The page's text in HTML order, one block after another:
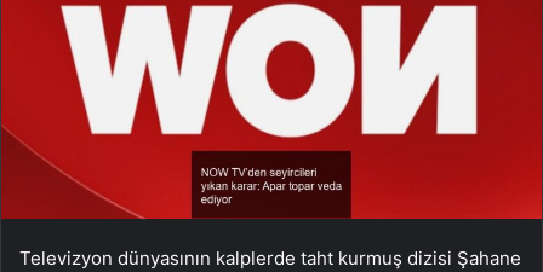
Televizyon dünyasının kalplerde taht kurmuş dizisi Şahane